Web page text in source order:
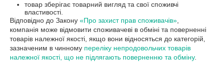
товар зберігає товарний вигляд та свої споживчі
властивості.
Відповідно до Закону «Про захист прав споживачів»
компанія може відмовити споживачеві в обміні та поверненні
товарів належної якості, якщо вони відносяться до категорій,
зазначеним в чинному переліку непродовольчих товарів
належної якості, що не підлягають поверненню та обміну.